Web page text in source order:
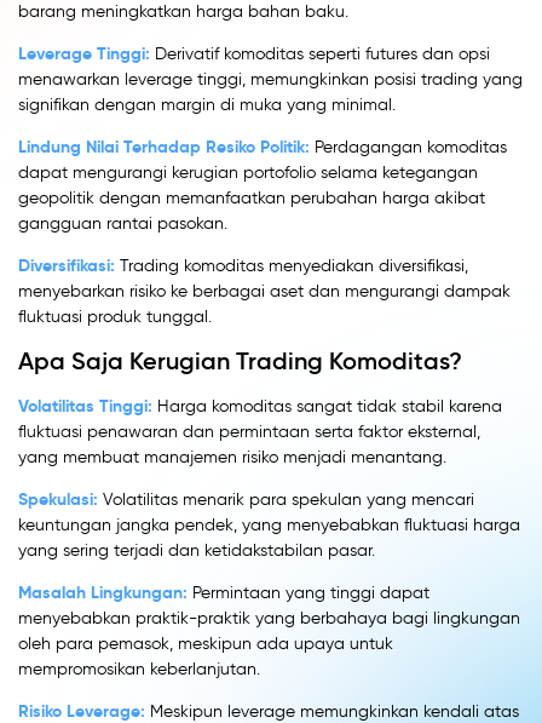
barang meningkatkan harga bahan baku.
Leverage Tinggi: Derivatif komoditas seperti futures dan opsi
menawarkan leverage tinggi, memungkinkan posisi trading yang
signifikan dengan margin di muka yang minimal.
Lindung Nilai Terhadap Resiko Politik: Perdagangan komoditas
dapat mengurangi kerugian portofolio selama ketegangan
geopolitik dengan memanfaatkan perubahan harga akibat
gangguan rantai pasokan.
Diversifikasi: Trading komoditas menyediakan diversifikasi,
menyebarkan risiko ke berbagai aset dan mengurangi dampak
fluktuasi produk tunggal.
Apa Saja Kerugian Trading Komoditas?
Volatilitas Tinggi: Harga komoditas sangat tidak stabil karena
fluktuasi penawaran dan permintaan serta faktor eksternal,
yang membuat manajemen risiko menjadi menantang.
Spekulasi: Volatilitas menarik para spekulan yang mencari
keuntungan jangka pendek, yang menyebabkan fluktuasi harga
yang sering terjadi dan ketidakstabilan pasar.
Masalah Lingkungan: Permintaan yang tinggi dapat
menyebabkan praktik-praktik yang berbahaya bagi lingkungan
oleh para pemasok, meskipun ada upaya untuk
mempromosikan keberlanjutan.
Risiko Leverage: Meskipun leverage memungkinkan kendali atas